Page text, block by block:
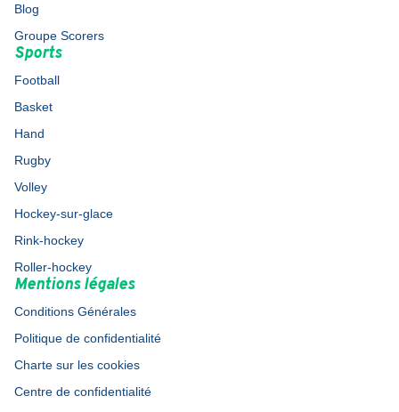
Blog
Groupe Scorers
Sports
Football
Basket
Hand
Rugby
Volley
Hockey-sur-glace
Rink-hockey
Roller-hockey
Mentions légales
Conditions Générales
Politique de confidentialité
Charte sur les cookies
Centre de confidentialité